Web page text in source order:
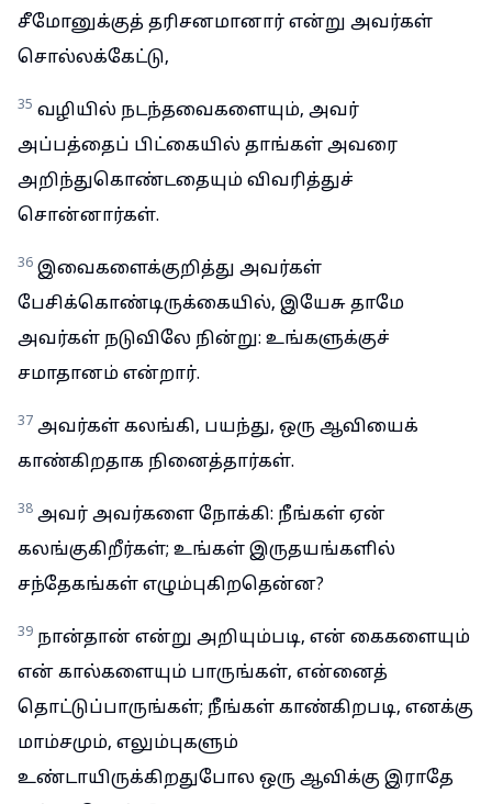
சீமோனுக்குத் தரிசனமானார் என்று அவர்கள்
சொல்லக்கேட்டு,
35 வழியில் நடந்தவைகளையும், அவர்
அப்பத்தைப் பிட்கையில் தாங்கள் அவரை
அறிந்துகொண்டதையும் விவரித்துச்
சொன்னார்கள்.
36 இவைகளைக்குறித்து அவர்கள்
பேசிக்கொண்டிருக்கையில், இயேசு தாமே
அவர்கள் நடுவிலே நின்று: உங்களுக்குச்
சமாதானம் என்றார்.
37 அவர்கள் கலங்கி, பயந்து, ஒரு ஆவியைக்
காண்கிறதாக நினைத்தார்கள்.
38 அவர் அவர்களை நோக்கி: நீங்கள் ஏன்
கலங்குகிறீர்கள்; உங்கள் இருதயங்களில்
சந்தேகங்கள் எழும்புகிறதென்ன?
39 நான்தான் என்று அறியும்படி, என் கைகளையும்
என் கால்களையும் பாருங்கள், என்னைத்
தொட்டுப்பாருங்கள்; நீங்கள் காண்கிறபடி, எனக்கு
மாம்சமும், எலும்புகளும்
உண்டாயிருக்கிறதுபோல ஒரு ஆவிக்கு இராதே